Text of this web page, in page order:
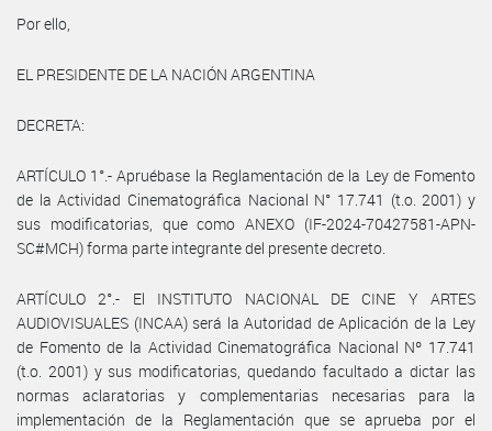
Por ello,
EL PRESIDENTE DE LA NACIÓN ARGENTINA
DECRETA:
ARTÍCULO 1°.- Apruébase la Reglamentación de la Ley de Fomento
de la Actividad Cinematográfica Nacional N° 17.741 (t.o. 2001) y
sus modificatorias, que como ANEXO (IF-2024-70427581-APN-
SC#MCH) forma parte integrante del presente decreto.
ARTÍCULO 2°.- El INSTITUTO NACIONAL DE CINE Y ARTES
AUDIOVISUALES (INCAA) será la Autoridad de Aplicación de la Ley
de Fomento de la Actividad Cinematográfica Nacional Nº 17.741
(t.o. 2001) y sus modificatorias, quedando facultado a dictar las
normas aclaratorias y complementarias necesarias para la
implementación de la Reglamentación que se aprueba por el